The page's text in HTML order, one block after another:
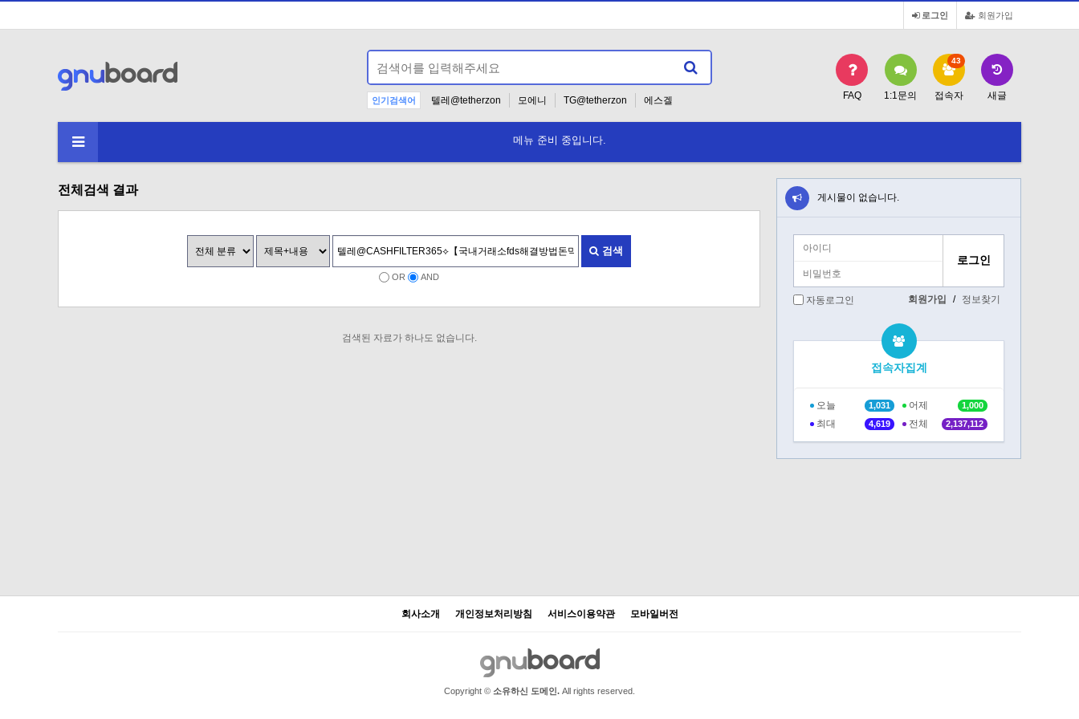
회원가입
로그인
인기검색어 텔레@tetherzon 모에니 TG@tetherzon
에스겔
FAQ 1:1문의 접속자
43
새글
메뉴 준비 중입니다.
전체검색 결과
검색
OR AND
검색된 자료가 하나도 없습니다.
게시물이 없습니다.
자동로그인 회원가입 / 정보찾기
접속자집계
오늘 1,031 어제 1,000
최대 4,619 전체 2,137,112
회사소개 개인정보처리방침 서비스이용약관 모바일버전
Copyright © 소유하신 도메인. All rights reserved.